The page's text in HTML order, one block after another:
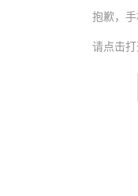
抱歉，
请点击打